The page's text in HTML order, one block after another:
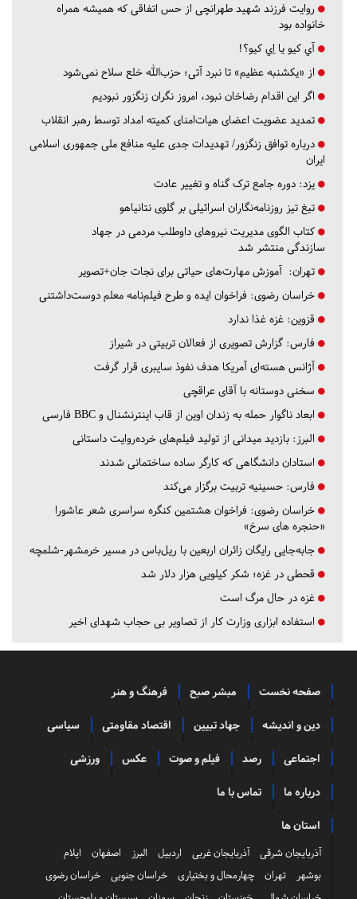
روایت فرزند شهید طهرانچی از حس اتفاقی که همیشه همراه
خانواده بود
آي كيو يا اِي كيو؟!
از «یکشنبه عظیم» تا نبرد آتی؛ حزب‌الله خلع سلاح نمی‌شود
اگر این اقدام رضاخان نبود، امروز نگران زنگزور نبودیم
تمدید عضویت اعضای هیات‌امنای کمیته امداد توسط رهبر انقلاب
درباره توافق زنگزور/ تهدیدات جدی علیه منافع ملی جمهوری اسلامی
ایران
یزد: دوره جامع ترک گناه و تغییر عادت
تیغ تیز روزنامه‌نگاران اسرائیلی بر گلوی نتانیاهو
کتاب الگوی مدیریت نیروهای داوطلب مردمی در جهاد
سازندگی منتشر شد
تهران: آموزش مهارت‌های حیاتی برای نجات جان+تصویر
خراسان رضوی: فراخوان ایده و طرح فیلم‌نامه معلم دوست‌داشتنی
قزوین: غزه غذا ندارد
فارس: گزارش تصویری از فعالان تربیتی در شیراز
آژانس هسته‌ای آمریکا هدف نفوذ سایبری قرار گرفت
سخنی دوستانه با آقای عراقچی
ابعاد ناگوار حمله به زندان اوین از قاب اینترنشنال و BBC فارسی
البرز: بازدید میدانی از تولید فیلم‌های خرده‌روایت داستانی
استادان دانشگاهی که کارگر ساده ساختمانی شدند
فارس: حسینیه تربیت برگزار می‌کند
خراسان رضوی: فراخوان هشتمین کنگره سراسری شعر عاشورا
«حنجره های سرخ»
جابه‌جایی رایگان زائران اربعین با ریل‌باس در مسیر خرمشهر-شلمچه
قحطی در غزه؛ شکر کیلویی هزار دلار شد
غزه در حال مرگ است
استفاده ابزاری وزارت کار از تصاویر بی حجاب شهدای اخیر
صفحه نخست مبشر صبح فرهنگ و هنر
دین و اندیشه جهاد تبیین اقتصاد مقاومتی سیاسی
اجتماعی رصد فیلم و صوت عکس ورزشی
درباره ما تماس با ما
استان ها
آذربایجان شرقی آذربایجان غربی اردبیل البرز اصفهان
ایلام
بوشهر
تهران چهارمحال و بختیاری خراسان جنوبی
خراسان رضوی